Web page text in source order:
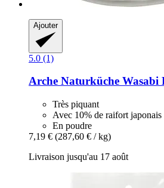
Ajouter
5.0 (1)
Arche Naturküche Wasabi
Très piquant
Avec 10% de raifort japonais
En poudre
7,19 € (287,60 € / kg)
Livraison jusqu'au 17 août